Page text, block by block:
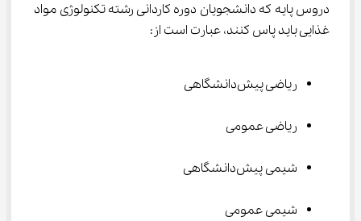
دروس پایه که دانشجویان دوره کاردانی رشته تکنولوژی مواد
غذایی باید پاس کنند، عبارت است از:
ریاضی پیش‌دانشگاهی
ریاضی عمومی
شیمی پیش‌دانشگاهی
شیمی عمومی